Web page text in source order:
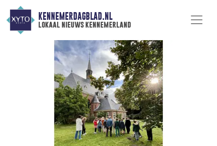
KENNEMERDAGBLAD.NL
lokaal nieuws kennemerland